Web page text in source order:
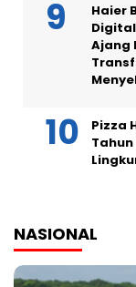
Haier
Ajang
Pizza
NASIONAL